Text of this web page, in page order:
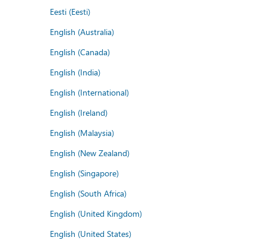
Eesti (Eesti)
English (Australia)
English (Canada)
English (India)
English (International)
English (Ireland)
English (Malaysia)
English (New Zealand)
English (Singapore)
English (South Africa)
English (United Kingdom)
English (United States)